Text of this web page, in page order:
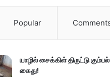
skin
Popular
யாழில் சைக்கிள் திருட்டு கும்பல்
கைது!